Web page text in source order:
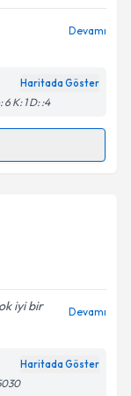
Aydınlatma
belirtilen
Devamı
Haritada Göster
K: 1 D: :4
oluşturun.
bir takvim
Aydınlatma
belirtilen
iyi bir
Devamı
Haritada Göster